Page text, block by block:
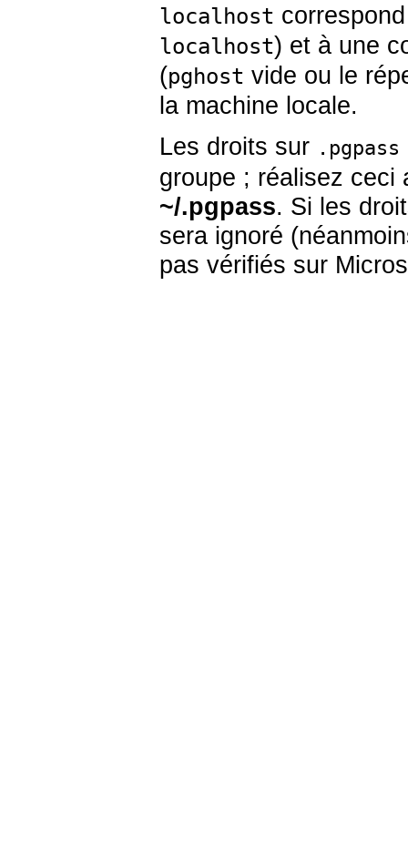
localhost
localhost) et à une
(pghost vide ou le
la machine locale.
Les droits sur .pgpass
groupe ; réalisez
~/.pgpass. Si les
sera ignoré
pas vérifiés sur